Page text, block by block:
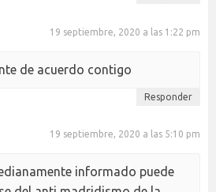
19 septiembre, 2020 a las 1:22 pm
de acuerdo contigo
Responder
19 septiembre, 2020 a las 5:10 pm
informado puede